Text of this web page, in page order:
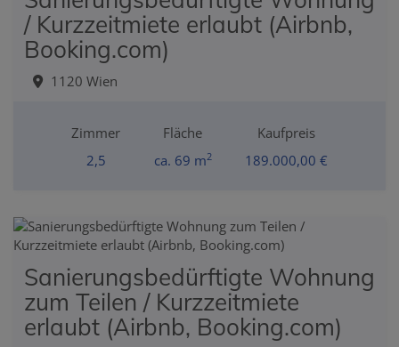
/ Kurzzeitmiete erlaubt (Airbnb,
Booking.com)
1120 Wien
Zimmer
2,5
Fläche
ca. 69 m2
Kaufpreis
189.000,00 €
Sanierungsbedürftigte Wohnung
zum Teilen / Kurzzeitmiete
erlaubt (Airbnb, Booking.com)